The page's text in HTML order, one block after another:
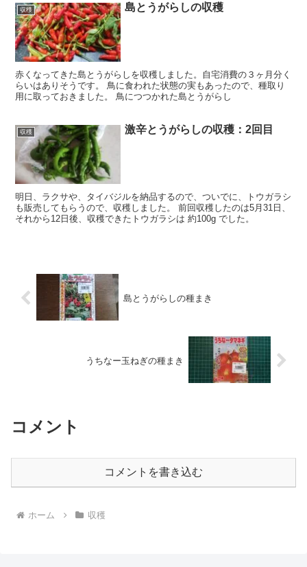
収穫 島とうがらしの収穫
赤くなってきた島とうがらしを収穫しました。自宅消費の３ヶ月分く
らいはありそうです。 鳥に食われた状態の実もあったので、種取り
用に取っておきました。 鳥につつかれた島とうがらし
収穫 激辛とうがらしの収穫：2回目
明日、ラクサや、タイバジルを納品するので、ついでに、トウガラシ
も販売してもらうので、収穫しました。 前回収穫したのは5月31日、
それから12日後、収穫できたトウガラシは 約100g でした。
島とうがらしの種まき
うちなー玉ねぎの種まき
コメント
コメントを書き込む
ホーム 収穫